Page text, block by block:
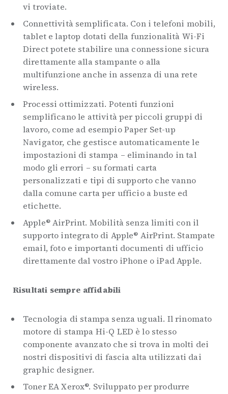
vi troviate.
Connettività semplificata. Con i telefoni mobili,
tablet e laptop dotati della funzionalità Wi-Fi
Direct potete stabilire una connessione sicura
direttamente alla stampante o alla
multifunzione anche in assenza di una rete
wireless.
Processi ottimizzati. Potenti funzioni
semplificano le attività per piccoli gruppi di
lavoro, come ad esempio Paper Set-up
Navigator, che gestisce automaticamente le
impostazioni di stampa – eliminando in tal
modo gli errori – su formati carta
personalizzati e tipi di supporto che vanno
dalla comune carta per ufficio a buste ed
etichette.
Apple® AirPrint. Mobilità senza limiti con il
supporto integrato di Apple® AirPrint. Stampate
email, foto e importanti documenti di ufficio
direttamente dal vostro iPhone o iPad Apple.
Risultati sempre affidabili
Tecnologia di stampa senza uguali. Il rinomato
motore di stampa Hi-Q LED è lo stesso
componente avanzato che si trova in molti dei
nostri dispositivi di fascia alta utilizzati dai
graphic designer.
Toner EA Xerox®. Sviluppato per produrre